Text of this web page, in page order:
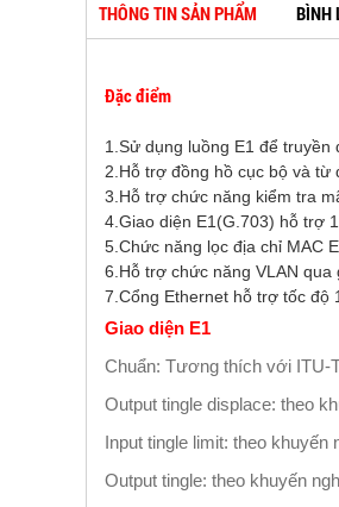
THÔNG TIN SẢN PHẨM BÌNH
Đặc điểm
1.Sử dụng luồng E1 để truyền
2.Hỗ trợ đồng hồ cục bộ và từ
3.Hỗ trợ chức năng kiểm tra
4.Giao diện E1(G.703) hỗ trợ
5.Chức năng lọc địa chỉ MAC
6.Hỗ trợ chức năng VLAN qua
7.Cổng Ethernet hỗ trợ tốc độ
Giao diện E1
Chuẩn: Tương thích với ITU-
Output tingle displace: theo
Input tingle limit: theo khuyến
Output tingle: theo khuyến